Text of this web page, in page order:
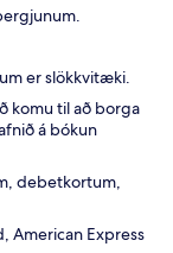
er slökkvitæki.
komu til að borga
á bókun
debetkortum,
American Express